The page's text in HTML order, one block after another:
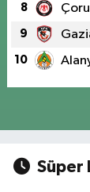
8
9
10
Süper